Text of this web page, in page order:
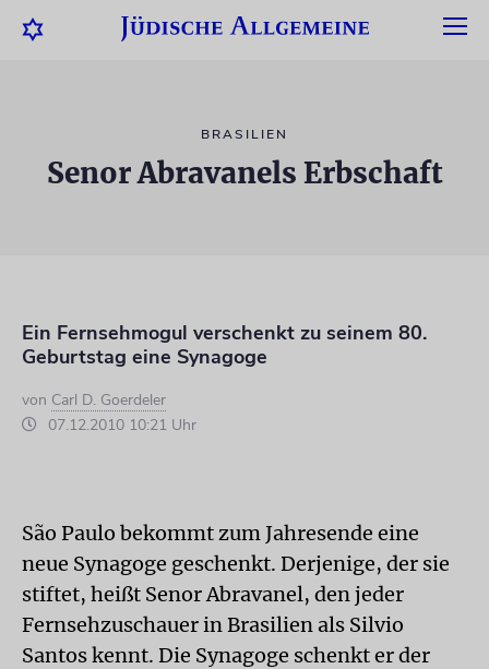
BRASILIEN
Senor Abravanels Erbschaft
Ein Fernsehmogul verschenkt zu seinem 80.
Geburtstag eine Synagoge
von Carl D. Goerdeler
07.12.2010 10:21 Uhr
São Paulo bekommt zum Jahresende eine
neue Synagoge geschenkt. Derjenige, der sie
stiftet, heißt Senor Abravanel, den jeder
Fernsehzuschauer in Brasilien als Silvio
Santos kennt. Die Synagoge schenkt er der